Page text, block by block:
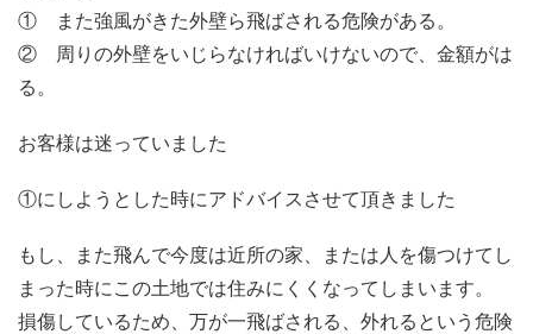
① また強風がきた外壁ら飛ばされる危険がある。
② 周りの外壁をいじらなければいけないので、金額がは
る。
お客様は迷っていました
①にしようとした時にアドバイスさせて頂きました
もし、また飛んで今度は近所の家、または人を傷つけてし
まった時にこの土地では住みにくくなってしまいます。
損傷しているため、万が一飛ばされる、外れるという危険